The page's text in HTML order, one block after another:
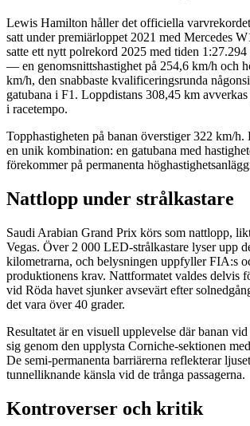
Lewis Hamilton håller det officiella
satt under premiärloppet 2021 med Mercedes
satte ett nytt polrekord 2025 med tiden
— en genomsnittshastighet på 254,6 km/h och
km/h, den snabbaste kvalificeringsrunda
gatubana i F1. Loppdistans 308,45 km
i racetempo.
Topphastigheten på banan överstiger 322 km/h.
en unik kombination: en gatubana med
förekommer på permanenta
Nattlopp under strålkastare
Saudi Arabian Grand Prix körs som nattlopp,
Vegas. Över 2 000 LED-strålkastare lyser upp
kilometrarna, och belysningen uppfyller FIA:s
produktionens krav. Nattformatet valdes delvis
vid Röda havet sjunker avsevärt efter
det vara över 40 grader.
Resultatet är en visuell upplevelse där banan
sig genom den upplysta Corniche-sektionen
De semi-permanenta barriärerna reflekterar
tunnelliknande känsla vid de trånga passagerna.
Kontroverser och kritik